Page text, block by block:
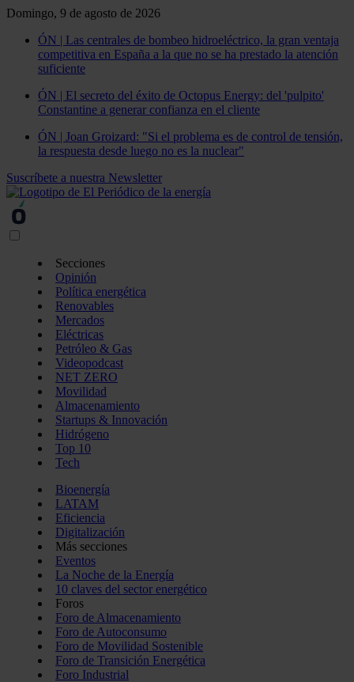
Domingo, 9 de agosto de 2026
ÓN | Las centrales de bombeo hidroeléctrico, la gran ventaja
competitiva en España a la que no se ha prestado la atención
suficiente
ÓN | El secreto del éxito de Octopus Energy: del 'pulpito'
Constantine a generar confianza en el cliente
ÓN | Joan Groizard: "Si el problema es de control de tensión,
la respuesta desde luego no es la nuclear"
Suscríbete a nuestra Newsletter
Secciones
Opinión
Política energética
Renovables
Mercados
Eléctricas
Petróleo & Gas
Videopodcast
NET ZERO
Movilidad
Almacenamiento
Startups & Innovación
Hidrógeno
Top 10
Tech
Bioenergía
LATAM
Eficiencia
Digitalización
Más secciones
Eventos
La Noche de la Energía
10 claves del sector energético
Foros
Foro de Almacenamiento
Foro de Autoconsumo
Foro de Movilidad Sostenible
Foro de Transición Energética
Foro Industrial